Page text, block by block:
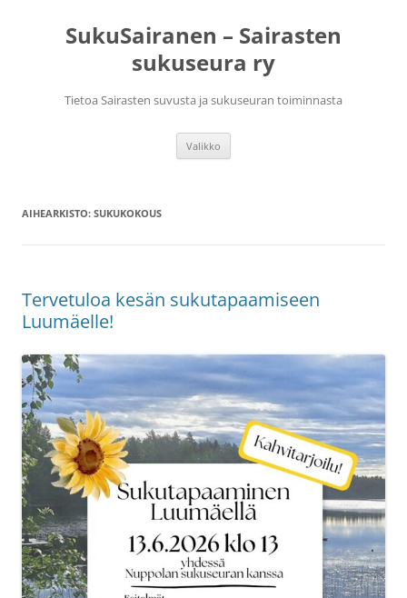
SukuSairanen – Sairasten
sukuseura ry
Tietoa Sairasten suvusta ja sukuseuran toiminnasta
Valikko
AIHEARKISTO: SUKUKOKOUS
Tervetuloa kesän sukutapaamiseen
Luumäelle!